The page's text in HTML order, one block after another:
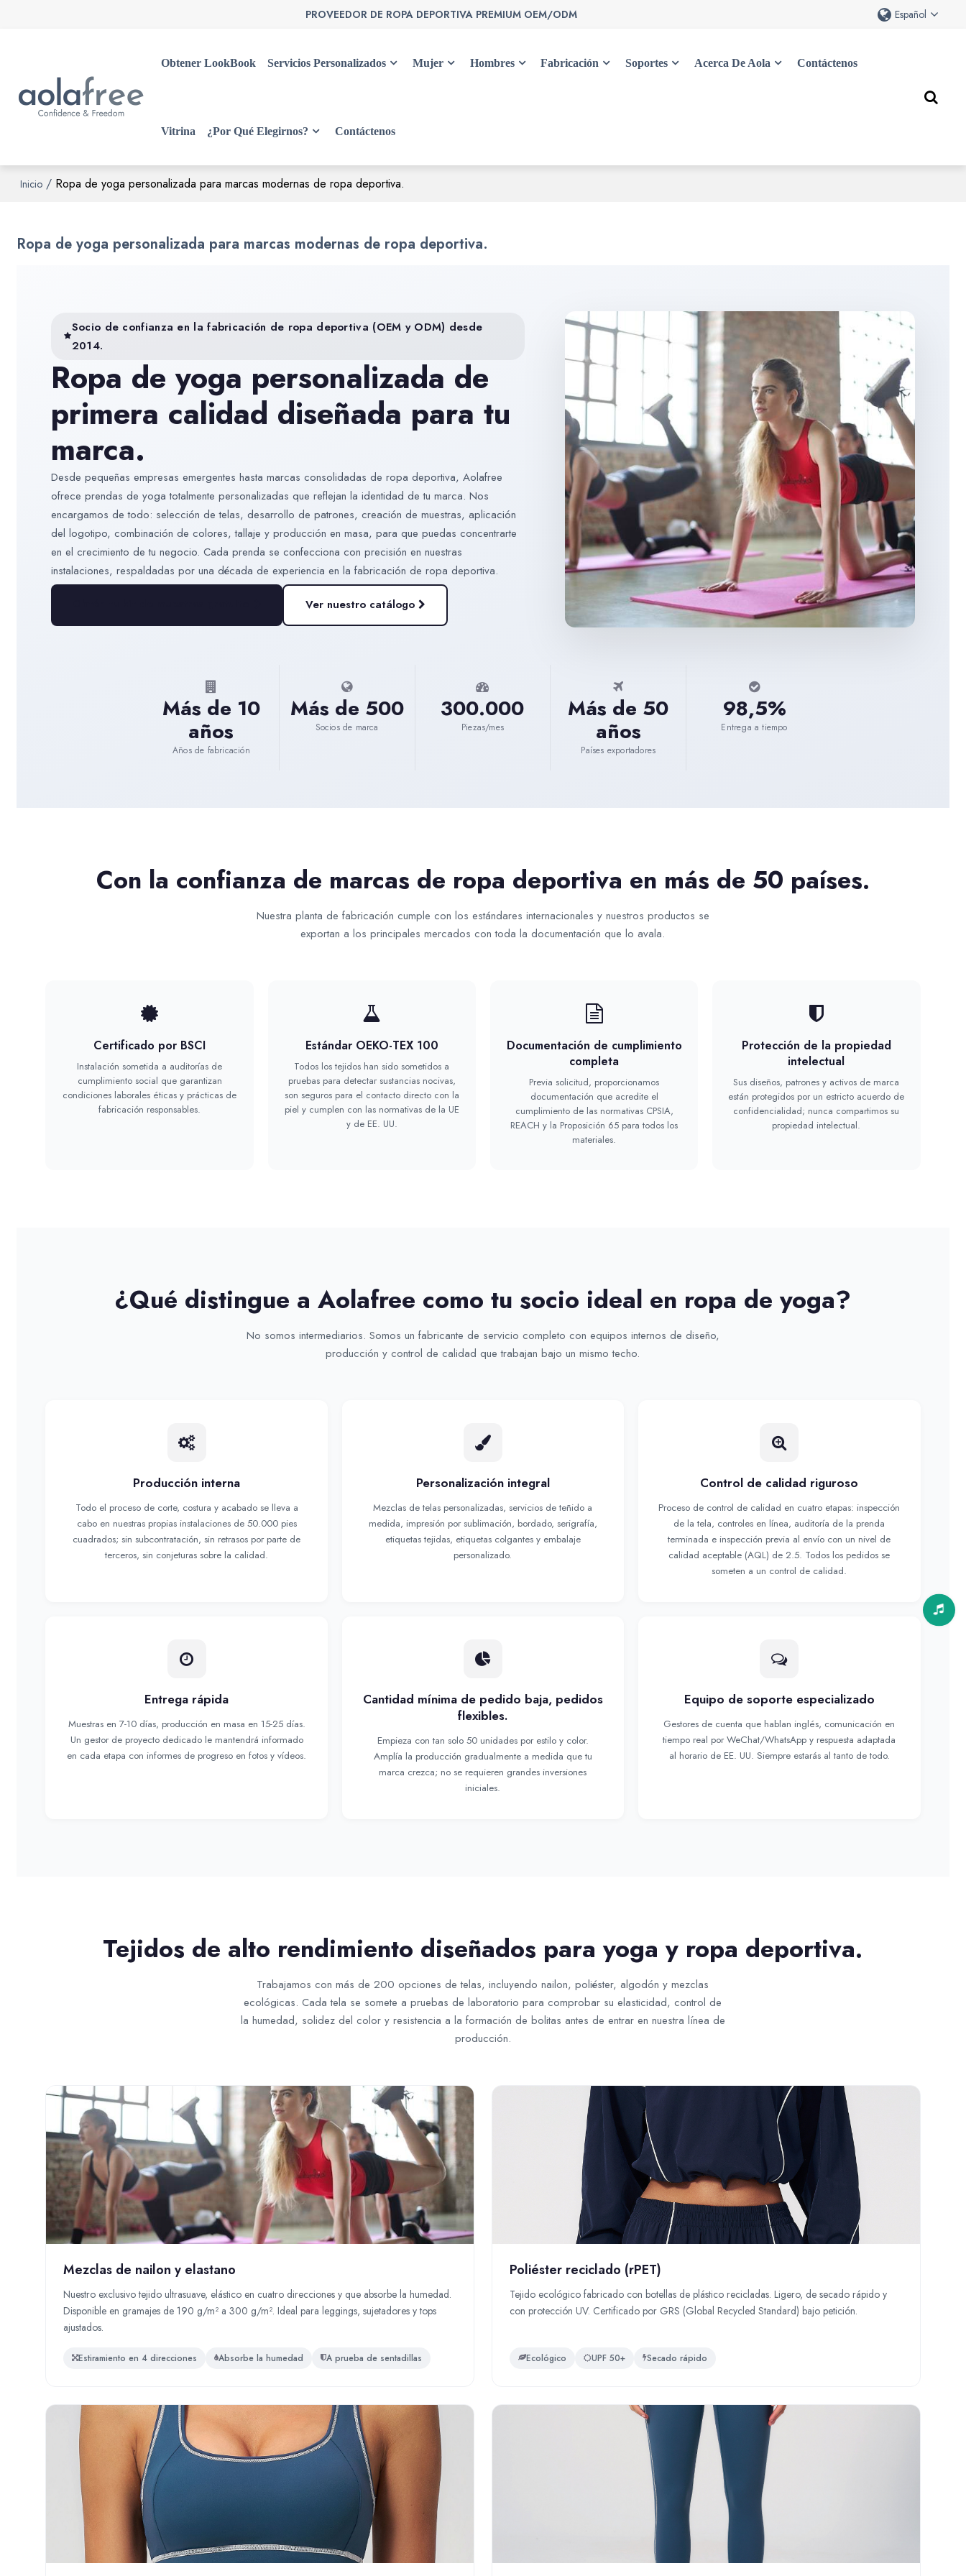
PROVEEDOR DE ROPA DEPORTIVA PREMIUM OEM/ODM Español
Obtener LookBook Servicios Personalizados Mujer Hombres Fabricación Soportes Acerca De Aola Contáctenos
Vitrina ¿Por Qué Elegirnos? Contáctenos
Inicio / Ropa de yoga personalizada para marcas modernas de ropa deportiva.
Ropa de yoga personalizada para marcas modernas de ropa deportiva.
Socio de confianza en la fabricación de ropa deportiva (OEM y ODM) desde
2014.
Ropa de yoga personalizada de
primera calidad diseñada para tu
marca.
Desde pequeñas empresas emergentes hasta marcas consolidadas de ropa deportiva, Aolafree
ofrece prendas de yoga totalmente personalizadas que reflejan la identidad de tu marca. Nos
encargamos de todo: selección de telas, desarrollo de patrones, creación de muestras, aplicación
del logotipo, combinación de colores, tallaje y producción en masa, para que puedas concentrarte
en el crecimiento de tu negocio. Cada prenda se confecciona con precisión en nuestras
instalaciones, respaldadas por una década de experiencia en la fabricación de ropa deportiva.
Ver nuestro catálogo
Más de 10
años
Años de fabricación
Más de 500
Socios de marca
300.000
Piezas/mes
Más de 50
años
Países exportadores
98,5%
Entrega a tiempo
Con la confianza de marcas de ropa deportiva en más de 50 países.
Nuestra planta de fabricación cumple con los estándares internacionales y nuestros productos se
exportan a los principales mercados con toda la documentación que lo avala.
Certificado por BSCI
Instalación sometida a auditorías de
cumplimiento social que garantizan
condiciones laborales éticas y prácticas de
fabricación responsables.
Estándar OEKO-TEX 100
Todos los tejidos han sido sometidos a
pruebas para detectar sustancias nocivas,
son seguros para el contacto directo con la
piel y cumplen con las normativas de la UE
y de EE. UU.
Documentación de cumplimiento
completa
Previa solicitud, proporcionamos
documentación que acredite el
cumplimiento de las normativas CPSIA,
REACH y la Proposición 65 para todos los
materiales.
Protección de la propiedad
intelectual
Sus diseños, patrones y activos de marca
están protegidos por un estricto acuerdo de
confidencialidad; nunca compartimos su
propiedad intelectual.
¿Qué distingue a Aolafree como tu socio ideal en ropa de yoga?
No somos intermediarios. Somos un fabricante de servicio completo con equipos internos de diseño,
producción y control de calidad que trabajan bajo un mismo techo.
Producción interna
Todo el proceso de corte, costura y acabado se lleva a
cabo en nuestras propias instalaciones de 50.000 pies
cuadrados; sin subcontratación, sin retrasos por parte de
terceros, sin conjeturas sobre la calidad.
Personalización integral
Mezclas de telas personalizadas, servicios de teñido a
medida, impresión por sublimación, bordado, serigrafía,
etiquetas tejidas, etiquetas colgantes y embalaje
personalizado.
Control de calidad riguroso
Proceso de control de calidad en cuatro etapas: inspección
de la tela, controles en línea, auditoría de la prenda
terminada e inspección previa al envío con un nivel de
calidad aceptable (AQL) de 2.5. Todos los pedidos se
someten a un control de calidad.
Entrega rápida
Muestras en 7-10 días, producción en masa en 15-25 días.
Un gestor de proyecto dedicado le mantendrá informado
en cada etapa con informes de progreso en fotos y vídeos.
Cantidad mínima de pedido baja, pedidos
flexibles.
Empieza con tan solo 50 unidades por estilo y color.
Amplía la producción gradualmente a medida que tu
marca crezca; no se requieren grandes inversiones
iniciales.
Equipo de soporte especializado
Gestores de cuenta que hablan inglés, comunicación en
tiempo real por WeChat/WhatsApp y respuesta adaptada
al horario de EE. UU. Siempre estarás al tanto de todo.
Tejidos de alto rendimiento diseñados para yoga y ropa deportiva.
Trabajamos con más de 200 opciones de telas, incluyendo nailon, poliéster, algodón y mezclas
ecológicas. Cada tela se somete a pruebas de laboratorio para comprobar su elasticidad, control de
la humedad, solidez del color y resistencia a la formación de bolitas antes de entrar en nuestra línea de
producción.
Mezclas de nailon y elastano
Nuestro exclusivo tejido ultrasuave, elástico en cuatro direcciones y que absorbe la humedad.
Disponible en gramajes de 190 g/m² a 300 g/m². Ideal para leggings, sujetadores y tops
ajustados.
Estiramiento en 4 direcciones Absorbe la humedad A prueba de sentadillas
Poliéster reciclado (rPET)
Tejido ecológico fabricado con botellas de plástico recicladas. Ligero, de secado rápido y
con protección UV. Certificado por GRS (Global Recycled Standard) bajo petición.
Ecológico UPF 50+ Secado rápido